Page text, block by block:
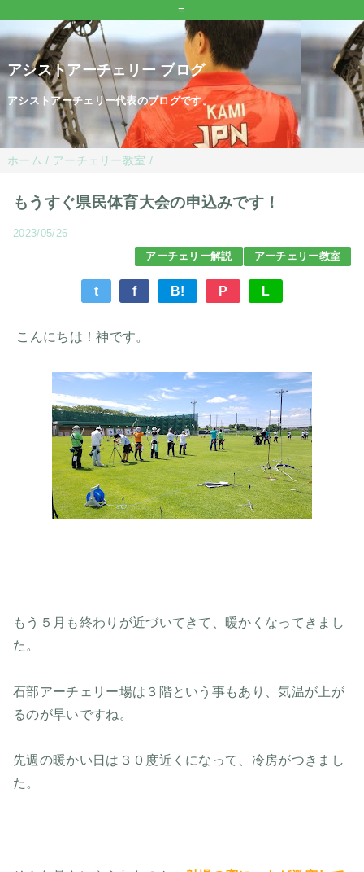
=
アシストアーチェリー ブログ
アシストアーチェリー代表のブログです。
ホーム / アーチェリー教室 /
もうすぐ県民体育大会の申込みです！
2023/05/26
アーチェリー解説
アーチェリー教室
t f B! P L
こんにちは！神です。
もう５月も終わりが近づいてきて、暖かくなってきまし
た。
石部アーチェリー場は３階という事もあり、気温が上が
るのが早いですね。
先週の暖かい日は３０度近くになって、冷房がつきまし
た。